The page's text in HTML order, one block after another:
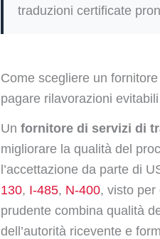
traduzioni certificate
Come scegliere un
pagare rilavorazioni evitabili
Un fornitore di servizi di
migliorare la qualità del
l’accettazione da parte di
130, I-485, N-400, visto per
prudente combina qualità
dell’autorità ricevente e